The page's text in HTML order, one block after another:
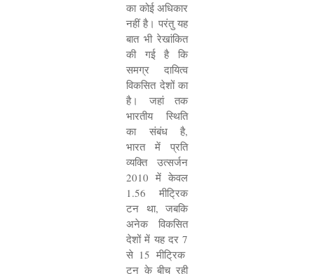
का कोई अधिकार
नहीं है। परंतु यह
बात भी रेखांकित
की गई है कि
समग्र दायित्व
विकसित देशों का
है। जहां तक
भारतीय स्थिति
का संबंध है,
भारत में प्रति
व्यक्ति उत्सर्जन
2010 में केवल
1.56 मीट्रिक
टन था, जबकि
अनेक विकसित
देशों में यह दर 7
से 15 मीट्रिक
टन के बीच रही